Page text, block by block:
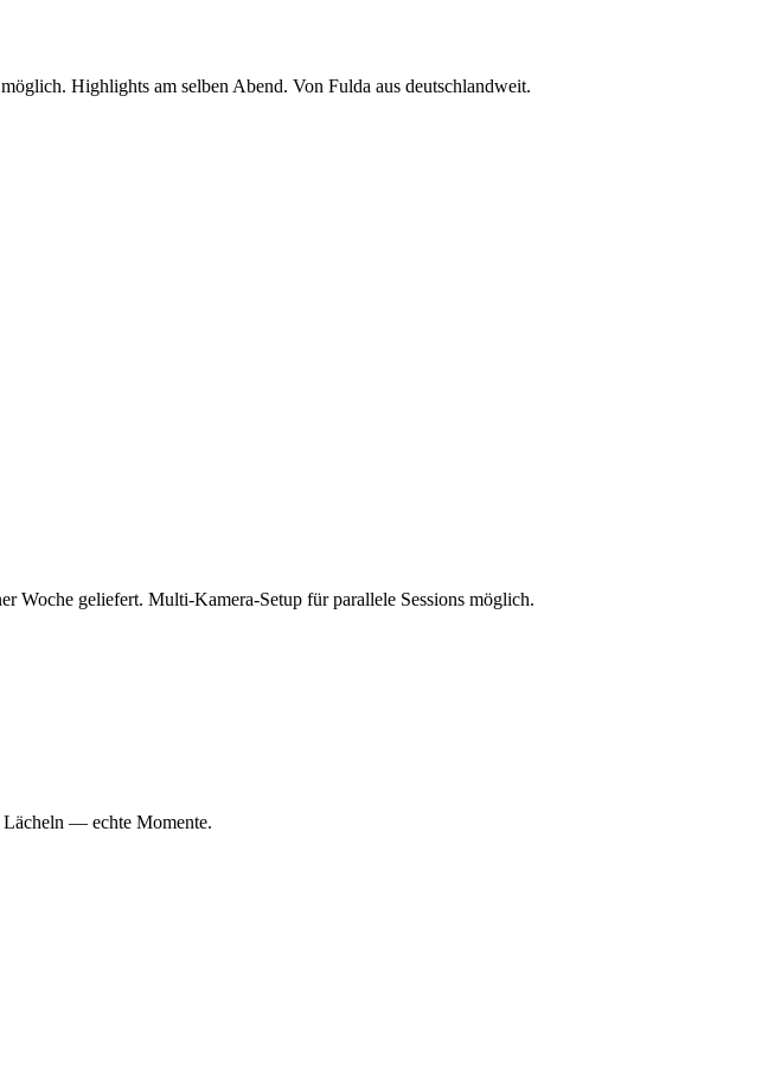
Highlights am selben Abend. Von Fulda aus deutschlandweit.
Woche geliefert. Multi-Kamera-Setup für parallele Sessions möglich.
Lächeln — echte Momente.